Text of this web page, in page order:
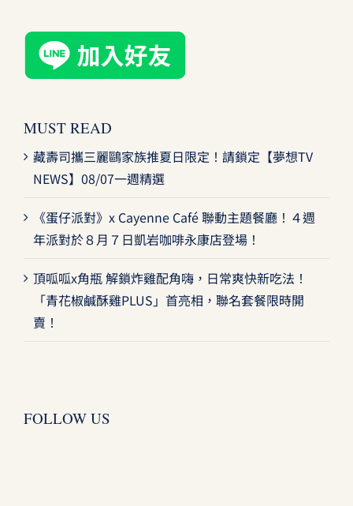
MUST READ
藏壽司攜三麗鷗家族推夏日限定！請鎖定【夢想TV
NEWS】08/07一週精選
《蛋仔派對》x Cayenne Café 聯動主題餐廳！４週
年派對於８月７日凱岩咖啡永康店登場！
頂呱呱x角瓶 解鎖炸雞配角嗨，日常爽快新吃法！
「青花椒鹹酥雞PLUS」首亮相，聯名套餐限時開
賣！
FOLLOW US